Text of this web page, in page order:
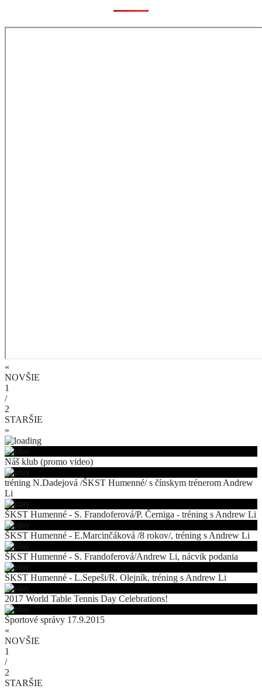
«
NOVŠIE
1
/
2
STARŠIE
»
Náš klub (promo video)
tréning N.Dadejová /ŠKST Humenné/ s čínskym trénerom Andrew
Li
ŠKST Humenné - S. Frandoferová/P. Černiga - tréning s Andrew Li
ŠKST Humenné - E.Marcinčáková /8 rokov/, tréning s Andrew Li
ŠKST Humenné - S. Frandoferová/Andrew Li, nácvik podania
ŠKST Humenné - L.Sepeši/R. Olejník, tréning s Andrew Li
2017 World Table Tennis Day Celebrations!
Športové správy 17.9.2015
«
NOVŠIE
1
/
2
STARŠIE